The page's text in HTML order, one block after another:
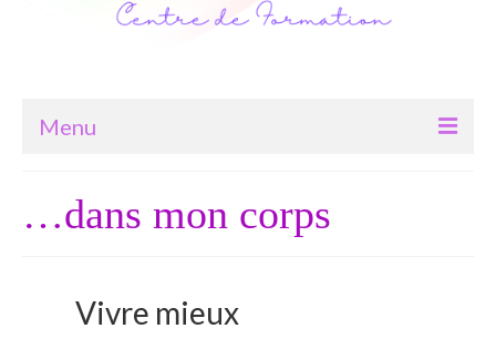
Menu
Accompagnements
Soin-Massage
…dans mon corps
Vivre mieux